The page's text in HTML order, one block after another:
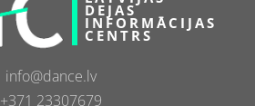
DEJAS
INFORMĀCIJAS
CENTRS
info@dance.lv
+371 23307679